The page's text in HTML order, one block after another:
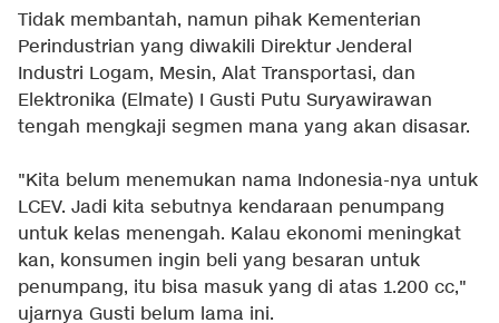
Tidak membantah, namun pihak Kementerian
Perindustrian yang diwakili Direktur Jenderal
Industri Logam, Mesin, Alat Transportasi, dan
Elektronika (Elmate) I Gusti Putu Suryawirawan
tengah mengkaji segmen mana yang akan disasar.
"Kita belum menemukan nama Indonesia-nya untuk
LCEV. Jadi kita sebutnya kendaraan penumpang
untuk kelas menengah. Kalau ekonomi meningkat
kan, konsumen ingin beli yang besaran untuk
penumpang, itu bisa masuk yang di atas 1.200 cc,"
ujarnya Gusti belum lama ini.